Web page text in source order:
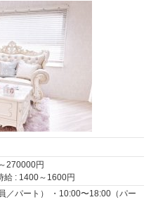
～270000円
給 : 1400～ 1600円
／パート） ・10:00〜18:00（パー